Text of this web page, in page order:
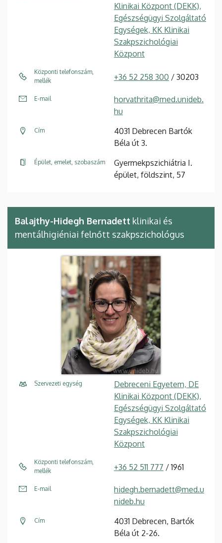
Klinikai Központ (DEKK),
Egészségügyi Szolgáltató
Egységek, KK Klinikai
Szakpszichológiai
Központ
Központi telefonszám,
mellék
+36 52 258 300 / 30203
E-mail
horvathrita@med.unideb.
hu
Cím
4031 Debrecen Bartók
Béla út 3.
Épület, emelet, szobaszám
Gyermekpszichiátria I.
épület, földszint, 57
Balajthy-Hidegh Bernadett klinikai és
mentálhigiéniai felnőtt szakpszichológus
Szervezeti egység
Debreceni Egyetem, DE
Klinikai Központ (DEKK),
Egészségügyi Szolgáltató
Egységek, KK Klinikai
Szakpszichológiai
Központ
Központi telefonszám,
mellék
+36 52 511 777 / 1961
E-mail
hidegh.bernadett@med.u
nideb.hu
Cím
4031 Debrecen, Bartók
Béla út 2-26.